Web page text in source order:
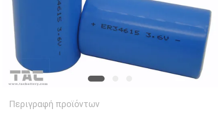
PRIVACY
POLICY
Περιγραφή προϊόντων